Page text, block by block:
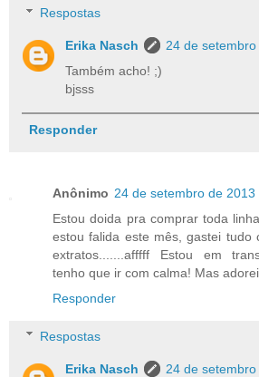
Respostas
Erika Nasch
24 de
Também acho! ;)
bjsss
Responder
Anônimo 24 de setembro de 2013
Estou doida pra comprar toda
estou falida este mês, gastei tudo
extratos.......afffff Estou em
tenho que ir com calma! Mas
Responder
Respostas
Erika Nasch
24 de